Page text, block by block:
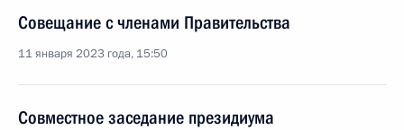
Совещание с членами Правительства
11 января 2023 года, 15:50
Совместное заседание президиума